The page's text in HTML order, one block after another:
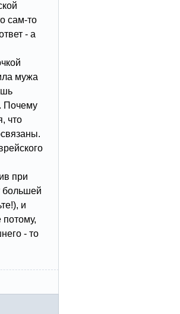
сам-то
- а
мужа
Почему
что
при
большей
и
потому,
- то